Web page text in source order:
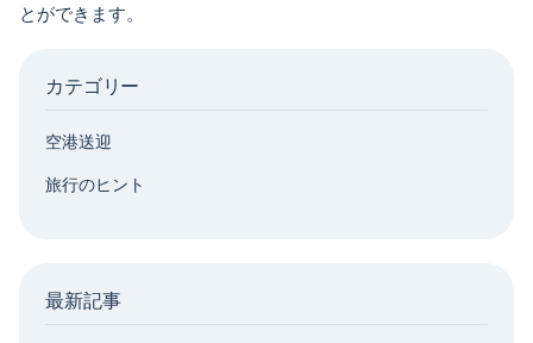
とができます。
カテゴリー
空港送迎
旅行のヒント
最新記事